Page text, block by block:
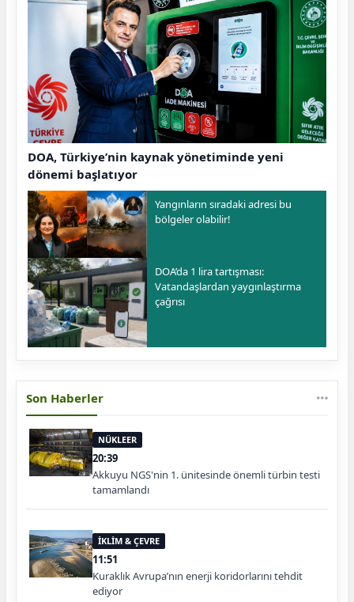
DOA, Türkiye’nin kaynak yönetiminde yeni
dönemi başlatıyor
Yangınların sıradaki adresi bu
bölgeler olabilir!
DOA’da 1 lira tartışması:
Vatandaşlardan yaygınlaştırma
çağrısı
Son Haberler
NÜKLEER
20:39
Akkuyu NGS'nin 1. ünitesinde önemli türbin testi
tamamlandı
İKLİM & ÇEVRE
11:51
Kuraklık Avrupa’nın enerji koridorlarını tehdit
ediyor